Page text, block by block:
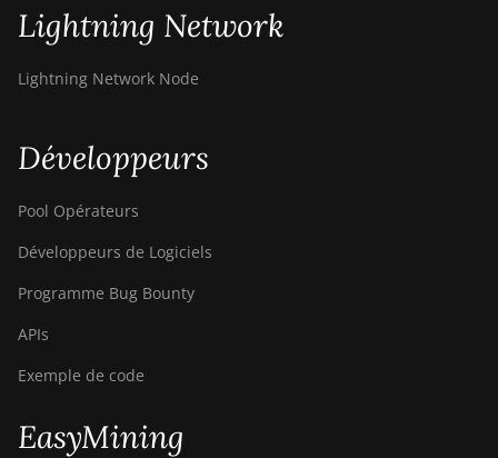
Lightning Network
Lightning Network Node
Développeurs
Pool Opérateurs
Développeurs de Logiciels
Programme Bug Bounty
APIs
Exemple de code
EasyMining